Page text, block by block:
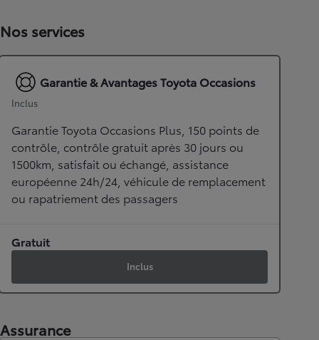
Nos services
Garantie & Avantages Toyota Occasions
Inclus
Garantie Toyota Occasions Plus, 150 points de
contrôle, contrôle gratuit après 30 jours ou
1500km, satisfait ou échangé, assistance
européenne 24h/24, véhicule de remplacement
ou rapatriement des passagers
Gratuit
Inclus
Assurance